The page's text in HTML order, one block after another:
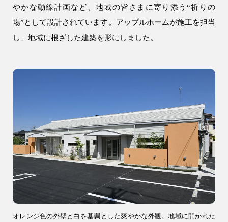
やかな動線計画など、地域の皆さまに寄り添う“祈りの
場”として設計されています。アップルホームが施工を担当
し、地域に根ざした建築を形にしました。
オレンジ色の外壁と白を基調とした爽やかな外観。地域に開かれた
営業時間 9時〜18時
（定休／水曜日）
注文住宅
0120-70-1212
リフォーム
0120-37-7611